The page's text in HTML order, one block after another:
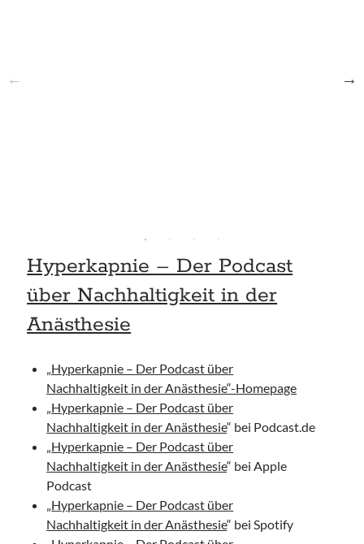
Hyperkapnie – Der Podcast
über Nachhaltigkeit in der
Anästhesie
„Hyperkapnie – Der Podcast über
Nachhaltigkeit in der Anästhesie“-Homepage
„Hyperkapnie – Der Podcast über
Nachhaltigkeit in der Anästhesie“ bei Podcast.de
„Hyperkapnie – Der Podcast über
Nachhaltigkeit in der Anästhesie“ bei Apple
Podcast
„Hyperkapnie – Der Podcast über
Nachhaltigkeit in der Anästhesie“ bei Spotify